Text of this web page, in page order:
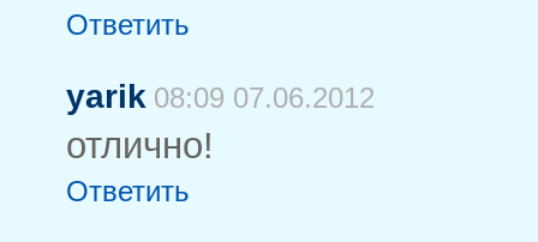
Ответить
yarik 08:09 07.06.2012
отлично!
Ответить